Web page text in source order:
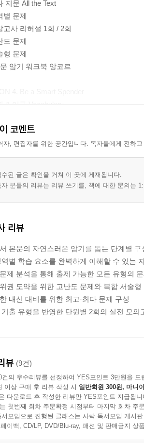
지문 All the Text
별 문제
고사 리허설 1회 / 2회
도 문제
형 문제
암기 워크북 앙코르
& 어구 Vocabulary
Grammar
Reading
고사 리허설 1회 / 2회
형 문제
형 문제
문 암기 워크북 앙코르
록] 실전 모의고사
3. Stories of English Words and
코멘트
자, 편집자를 위한 공간입니다. 독자들에게 전하
수된 글은 확인을 거쳐 이 곳에 게재됩니다.
자 분들의 리뷰는 리뷰 쓰기를, 책에 대한 문의는
리뷰
본문의 자연스러운 암기를 돕는 단계별 구
별 학습 요소를 완벽하게 이해할 수 있는
제 분석을 통해 출제 가능한 모든 유형의
권 도약을 위한 고난도 문제와 복합 서술형
내신 대비를 위한 최고·최다 문제 구성
출 유형을 반영한 단원별 2회의 실전 모의
뷰 (9건)
건의 우수리뷰를 선정하여 YES포인트 3만원을 드
이상 구매 후 리뷰 작성 시 일반회원 300원, 마니
다운로드 후 작성한 리뷰만 YES포인트 지급됩니
첫번째 회차 주문확정 시점부터 마지막 회차 주
모임으로 진행된 클래스는 사락 독서모임 게시
이백, CD/LP, DVD/Blu-ray, 패션 및 판매금지 상